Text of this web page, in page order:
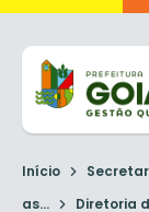
Início
as...
Diretoria